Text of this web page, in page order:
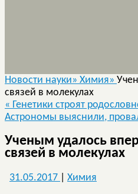
Новости науки» Химия»
связей в молекулах
« Генетики строят
Астрономы выяснили,
Ученым удалось
связей в молекулах
31.05.2017 Химия